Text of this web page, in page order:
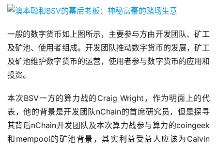
一般的数字货币如上图所示，主要参与方由开发团队、矿工
及矿池、使用者组成。开发团队推动数字货币的发展，矿工
及矿池维护数字货币的运营，使用者参与数字货币的应用和
投资。
本次BSV一方的算力战的Craig Wright，作为明面上的代
表，他的背景是开发团队nChain的首席研究员，但是探寻
其背后nChain开发团队及本次算力战参与算力的coingeek
和mempool的矿池背景，其实利益受益人应该为Calvin